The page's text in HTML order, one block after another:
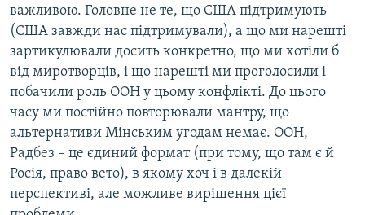
важливою. Головне не те, що США підтримують
(США завжди нас підтримували), а що ми нарешті
зартикулювали досить конкретно, що ми хотіли б
від миротворців, і що нарешті ми проголосили і
побачили роль ООН у цьому конфлікті. До цього
часу ми постійно повторювали мантру, що
альтернативи Мінським угодам немає. ООН,
Радбез – це єдиний формат (при тому, що там є й
Росія, право вето), в якому хоч і в далекій
перспективі, але можливе вирішення цієї